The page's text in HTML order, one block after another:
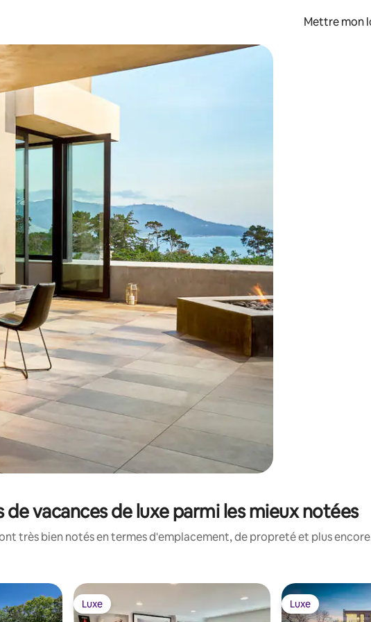
Mettre mon
bas pour les parcourir ou en appuyant et en faisant glisser.
vacances de luxe parmi les mieux notées
très bien notés en termes d'emplacement, de propreté et plus
Luxe
Luxe Luxe
Luxe